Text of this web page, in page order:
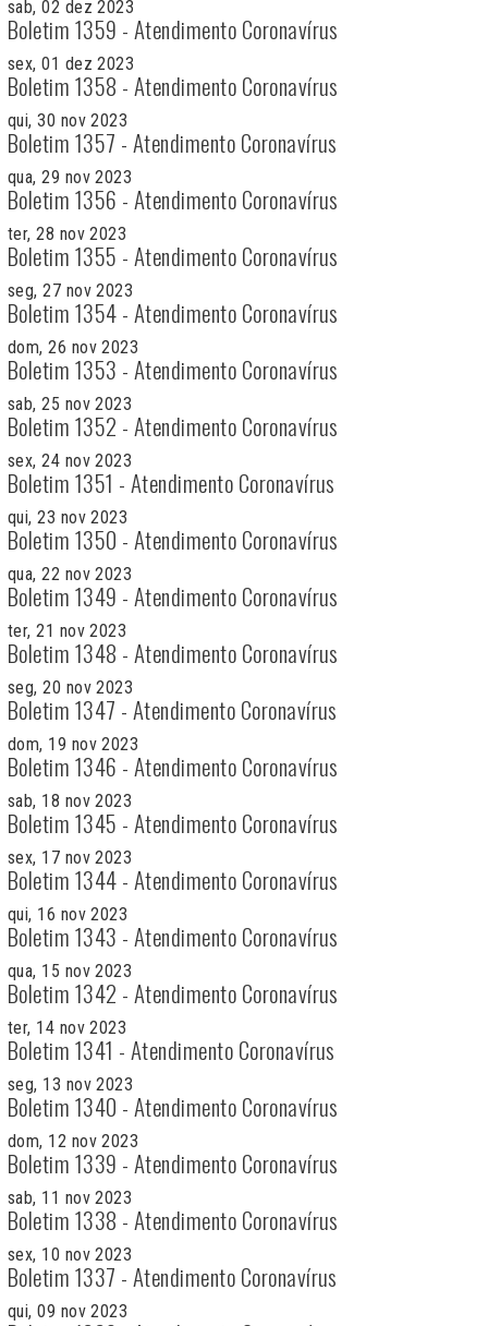
sab, 02 dez 2023
Boletim 1359 - Atendimento Coronavírus
sex, 01 dez 2023
Boletim 1358 - Atendimento Coronavírus
qui, 30 nov 2023
Boletim 1357 - Atendimento Coronavírus
qua, 29 nov 2023
Boletim 1356 - Atendimento Coronavírus
ter, 28 nov 2023
Boletim 1355 - Atendimento Coronavírus
seg, 27 nov 2023
Boletim 1354 - Atendimento Coronavírus
dom, 26 nov 2023
Boletim 1353 - Atendimento Coronavírus
sab, 25 nov 2023
Boletim 1352 - Atendimento Coronavírus
sex, 24 nov 2023
Boletim 1351 - Atendimento Coronavírus
qui, 23 nov 2023
Boletim 1350 - Atendimento Coronavírus
qua, 22 nov 2023
Boletim 1349 - Atendimento Coronavírus
ter, 21 nov 2023
Boletim 1348 - Atendimento Coronavírus
seg, 20 nov 2023
Boletim 1347 - Atendimento Coronavírus
dom, 19 nov 2023
Boletim 1346 - Atendimento Coronavírus
sab, 18 nov 2023
Boletim 1345 - Atendimento Coronavírus
sex, 17 nov 2023
Boletim 1344 - Atendimento Coronavírus
qui, 16 nov 2023
Boletim 1343 - Atendimento Coronavírus
qua, 15 nov 2023
Boletim 1342 - Atendimento Coronavírus
ter, 14 nov 2023
Boletim 1341 - Atendimento Coronavírus
seg, 13 nov 2023
Boletim 1340 - Atendimento Coronavírus
dom, 12 nov 2023
Boletim 1339 - Atendimento Coronavírus
sab, 11 nov 2023
Boletim 1338 - Atendimento Coronavírus
sex, 10 nov 2023
Boletim 1337 - Atendimento Coronavírus
qui, 09 nov 2023